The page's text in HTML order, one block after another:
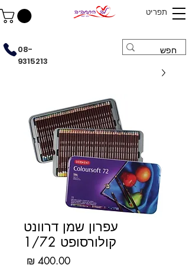
תפריט
08-
9315213
עפרון שמן דרוונט
קולורסופט 1/72